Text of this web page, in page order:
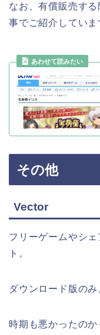
なお、有償販売す
事でご紹介していま
その他
Vector
フリーゲームやシ
ト。
ダウンロード版のみ
時期も悪かったの